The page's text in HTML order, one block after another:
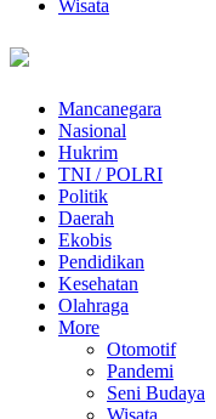
Wisata
Mancanegara
Nasional
Hukrim
TNI / POLRI
Politik
Daerah
Ekobis
Pendidikan
Kesehatan
Olahraga
More
Otomotif
Pandemi
Seni Budaya
Wisata